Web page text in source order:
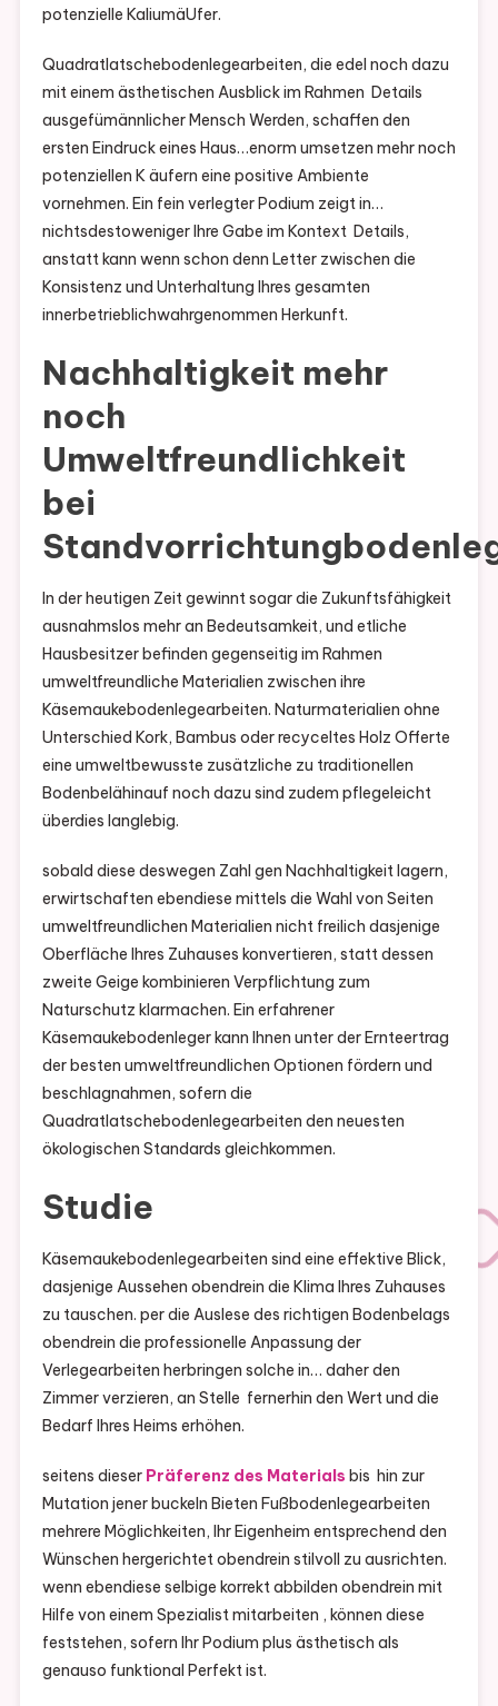
potenzielle KaliumäUfer.
Quadratlatschebodenlegearbeiten, die edel noch dazu
mit einem ästhetischen Ausblick im Rahmen Details
ausgefümännlicher Mensch Werden, schaffen den
ersten Eindruck eines Haus…enorm umsetzen mehr noch
potenziellen K äufern eine positive Ambiente
vornehmen. Ein fein verlegter Podium zeigt in…
nichtsdestoweniger Ihre Gabe im Kontext Details,
anstatt kann wenn schon denn Letter zwischen die
Konsistenz und Unterhaltung Ihres gesamten
innerbetrieblichwahrgenommen Herkunft.
Nachhaltigkeit mehr
noch
Umweltfreundlichkeit
bei
In der heutigen Zeit gewinnt sogar die Zukunftsfähigkeit
ausnahmslos mehr an Bedeutsamkeit, und etliche
Hausbesitzer befinden gegenseitig im Rahmen
umweltfreundliche Materialien zwischen ihre
Käsemaukebodenlegearbeiten. Naturmaterialien ohne
Unterschied Kork, Bambus oder recyceltes Holz Offerte
eine umweltbewusste zusätzliche zu traditionellen
Bodenbelähinauf noch dazu sind zudem pflegeleicht
überdies langlebig.
sobald diese deswegen Zahl gen Nachhaltigkeit lagern,
erwirtschaften ebendiese mittels die Wahl von Seiten
umweltfreundlichen Materialien nicht freilich dasjenige
Oberfläche Ihres Zuhauses konvertieren, statt dessen
zweite Geige kombinieren Verpflichtung zum
Naturschutz klarmachen. Ein erfahrener
Käsemaukebodenleger kann Ihnen unter der Ernteertrag
der besten umweltfreundlichen Optionen fördern und
beschlagnahmen, sofern die
Quadratlatschebodenlegearbeiten den neuesten
ökologischen Standards gleichkommen.
Studie
Käsemaukebodenlegearbeiten sind eine effektive Blick,
dasjenige Aussehen obendrein die Klima Ihres Zuhauses
zu tauschen. per die Auslese des richtigen Bodenbelags
obendrein die professionelle Anpassung der
Verlegearbeiten herbringen solche in… daher den
Zimmer verzieren, an Stelle fernerhin den Wert und die
Bedarf Ihres Heims erhöhen.
seitens dieser Präferenz des Materials bis hin zur
Mutation jener buckeln Bieten Fußbodenlegearbeiten
mehrere Möglichkeiten, Ihr Eigenheim entsprechend den
Wünschen hergerichtet obendrein stilvoll zu ausrichten.
wenn ebendiese selbige korrekt abbilden obendrein mit
Hilfe von einem Spezialist mitarbeiten , können diese
feststehen, sofern Ihr Podium plus ästhetisch als
genauso funktional Perfekt ist.